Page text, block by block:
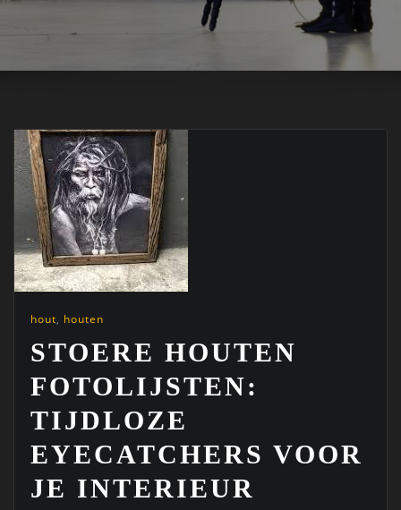
hout, houten
STOERE HOUTEN
FOTOLIJSTEN:
TIJDLOZE
EYECATCHERS VOOR
JE INTERIEUR